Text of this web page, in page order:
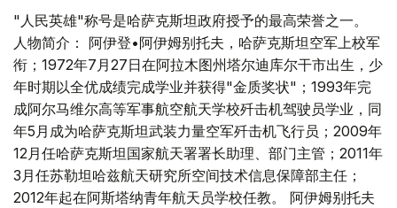
"人民英雄"称号是哈萨克斯坦政府授予的最高荣誉之一。
人物简介： 阿伊登•阿伊姆别托夫，哈萨克斯坦空军上校军
衔；1972年7月27日在阿拉木图州塔尔迪库尔干市出生，少
年时期以全优成绩完成学业并获得"金质奖状"；1993年完
成阿尔马维尔高等军事航空航天学校歼击机驾驶员学业，同
年5月成为哈萨克斯坦武装力量空军歼击机飞行员；2009年
12月任哈萨克斯坦国家航天署署长助理、部门主管；2011年
3月任苏勒坦哈兹航天研究所空间技术信息保障部主任；
2012年起在阿斯塔纳青年航天员学校任教。 阿伊姆别托夫